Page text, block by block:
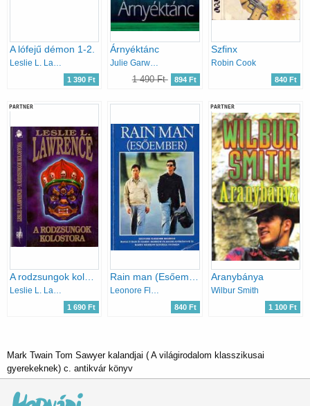
A lófejű démon 1-2.
1 390 Ft
Árnyéktánc
1 490 Ft 894 Ft
Szfinx
Robin Cook
840 Ft
PARTNER
Leslie L. Lawrence
1 690 Ft
Leonore Fleischer
840 Ft
PARTNER
Aranybánya
Wilbur Smith
1 100 Ft
Mark Twain Tom Sawyer kalandjai ( A világirodalom klasszikusai
gyerekeknek) c. antikvár könyv